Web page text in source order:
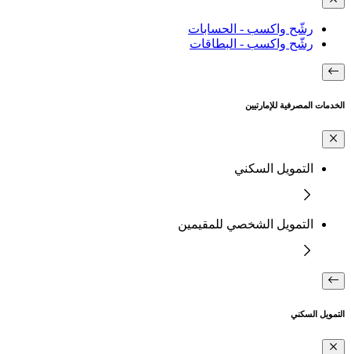
رشّح واكسب - الحسابات
رشّح واكسب - البطاقات
الخدمات المصرفية للإمارتيين
التمويل السكني
التمويل الشخصي للمقيمين
التمويل السكني